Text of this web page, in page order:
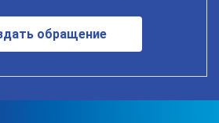
обращение